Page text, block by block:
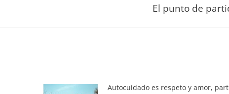
El punto de
Autocuidado es respeto y amor,